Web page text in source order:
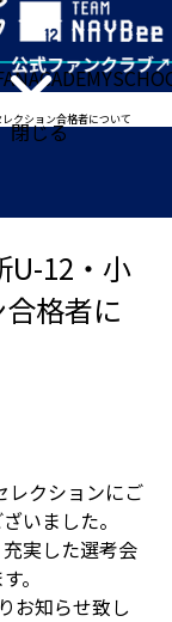
閉じる
ACADEMY
クション合格者について
U-12・小
格者に
レクションにご
いました。
実した選考会
。
お知らせ致し